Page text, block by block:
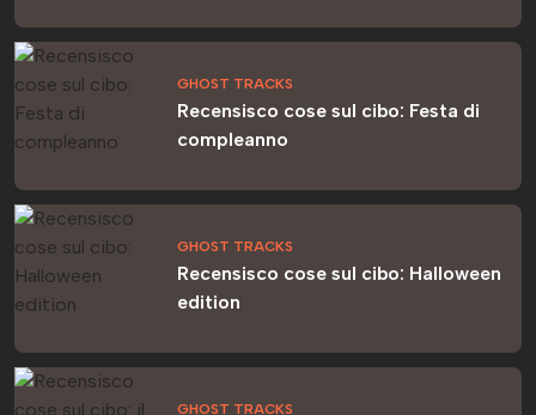
GHOST TRACKS
Recensisco cose sul cibo: Festa di
compleanno
GHOST TRACKS
Recensisco cose sul cibo: Halloween
edition
GHOST TRACKS